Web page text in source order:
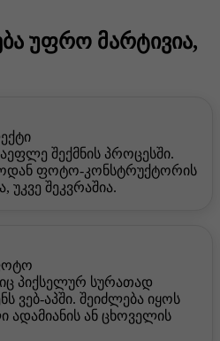
უფრო მარტივია,
შექმნის პროცესში.
ფოტო-კონსტრუქტორის
უკვე შეკვრაშია.
პიქსელურ სურათად
ვებ-აპში. შეიძლება იყოს
ადამიანის ან ცხოველის